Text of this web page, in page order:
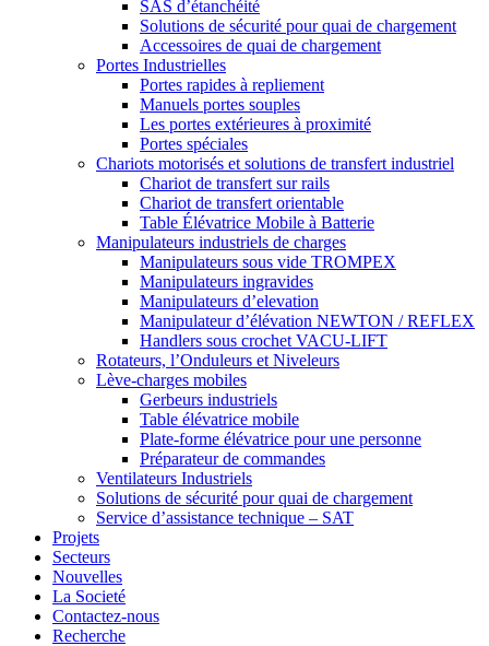
SAS d’étanchéité
Solutions de sécurité pour quai de chargement
Accessoires de quai de chargement
Portes Industrielles
Portes rapides à repliement
Manuels portes souples
Les portes extérieures à proximité
Portes spéciales
Chariots motorisés et solutions de transfert industriel
Chariot de transfert sur rails
Chariot de transfert orientable
Table Élévatrice Mobile à Batterie
Manipulateurs industriels de charges
Manipulateurs sous vide TROMPEX
Manipulateurs ingravides
Manipulateurs d’elevation
Manipulateur d’élévation NEWTON / REFLEX
Handlers sous crochet VACU-LIFT
Rotateurs, l’Onduleurs et Niveleurs
Lève-charges mobiles
Gerbeurs industriels
Table élévatrice mobile
Plate-forme élévatrice pour une personne
Préparateur de commandes
Ventilateurs Industriels
Solutions de sécurité pour quai de chargement
Service d’assistance technique – SAT
Projets
Secteurs
Nouvelles
La Societé
Contactez-nous
Recherche